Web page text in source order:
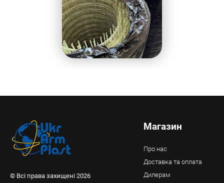
© Всі права захищені 2026
Магазин
Про нас
Доставка та оплата
Дилерам